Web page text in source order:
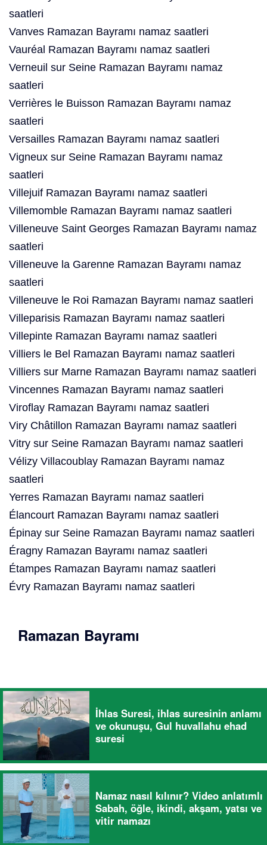
saatleri
Vanves Ramazan Bayramı namaz saatleri
Vauréal Ramazan Bayramı namaz saatleri
Verneuil sur Seine Ramazan Bayramı namaz
saatleri
Verrières le Buisson Ramazan Bayramı namaz
saatleri
Versailles Ramazan Bayramı namaz saatleri
Vigneux sur Seine Ramazan Bayramı namaz
saatleri
Villejuif Ramazan Bayramı namaz saatleri
Villemomble Ramazan Bayramı namaz saatleri
Villeneuve Saint Georges Ramazan Bayramı namaz
saatleri
Villeneuve la Garenne Ramazan Bayramı namaz
saatleri
Villeneuve le Roi Ramazan Bayramı namaz saatleri
Villeparisis Ramazan Bayramı namaz saatleri
Villepinte Ramazan Bayramı namaz saatleri
Villiers le Bel Ramazan Bayramı namaz saatleri
Villiers sur Marne Ramazan Bayramı namaz saatleri
Vincennes Ramazan Bayramı namaz saatleri
Viroflay Ramazan Bayramı namaz saatleri
Viry Châtillon Ramazan Bayramı namaz saatleri
Vitry sur Seine Ramazan Bayramı namaz saatleri
Vélizy Villacoublay Ramazan Bayramı namaz
saatleri
Yerres Ramazan Bayramı namaz saatleri
Élancourt Ramazan Bayramı namaz saatleri
Épinay sur Seine Ramazan Bayramı namaz saatleri
Éragny Ramazan Bayramı namaz saatleri
Étampes Ramazan Bayramı namaz saatleri
Évry Ramazan Bayramı namaz saatleri
Ramazan Bayramı
İhlas Suresi, ihlas suresinin anlamı
ve okunuşu, Gul huvallahu ehad
suresi
Namaz nasıl kılınır? Video anlatımlı
Sabah, öğle, ikindi, akşam, yatsı ve
vitir namazı